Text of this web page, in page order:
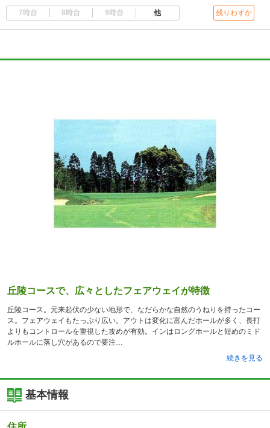
7時台 8時台 9時台 他 残りわずか
丘陵コースで、広々としたフェアウェイが特徴
丘陵コース。元来起伏の少ない地形で、なだらかな自然のうねりを持ったコー
ス。フェアウェイもたっぷり広い。アウトは変化に富んだホールが多く、長打
よりもコントロールを重視した攻めが有効。インはロングホールと短めのミド
ルホールに落し穴があるので要注
続きを見る
基本情報